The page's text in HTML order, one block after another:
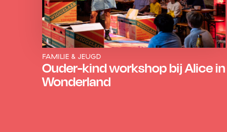
FAMILIE & JEUGD
Ouder-kind workshop bij Alice in
Wonderland